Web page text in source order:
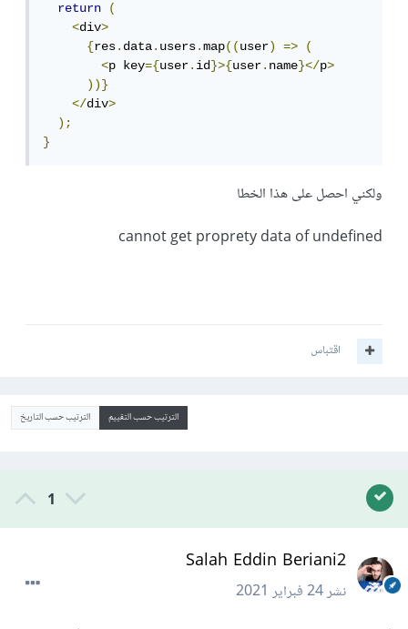
return
(
<div>
{res.data.users.map((user) =>
(
<p key={user.id}>{user.name}</p>
))}
</div>
);
}
ولكني احصل على هذا الخطا
cannot get proprety data of undefined
اقتباس
الترتيب حسب التقييم الترتيب حسب التاريخ
1
Salah Eddin Beriani2
نشر24 فبراير 2021